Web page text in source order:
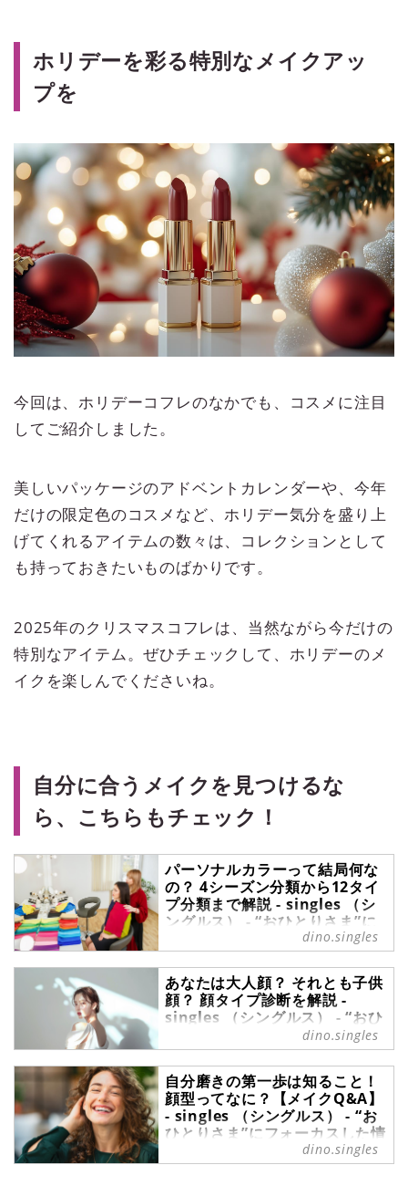
ホリデーを彩る特別なメイクアッ
プを
今回は、ホリデーコフレのなかでも、コスメに注目
してご紹介しました。
美しいパッケージのアドベントカレンダーや、今年
だけの限定色のコスメなど、ホリデー気分を盛り上
げてくれるアイテムの数々は、コレクションとして
も持っておきたいものばかりです。
2025年のクリスマスコフレは、当然ながら今だけの
特別なアイテム。ぜひチェックして、ホリデーのメ
イクを楽しんでくださいね。
自分に合うメイクを見つけるな
ら、こちらもチェック！
パーソナルカラーって結局何な
の？ 4シーズン分類から12タイ
プ分類まで解説 - singles （シ
ングルス） - “おひとりさま”に
フォーカスした情報サイト
自分のパーソナルカラーを知りたく
ても、どのように判断すればいいの
かわからずに困っていませんか？そ
もそも、パーソナルカラーってな
に？ という方もいるでしょう。この
記事では、パーソナルカラーの基本
や種類、見極め方を解説します。パ
ーソナルカラー診断で自分の肌に合
う色を見つけ、メイクやファッショ
ンを楽しみましょう。
dino.singles
あなたは大人顔？ それとも子供
顔？ 顔タイプ診断を解説 -
singles （シングルス） - “おひ
とりさま”にフォーカスした情報
サイト
あなたは大人顔？ それとも子供顔？
顔タイプを知ると、魅力を最大限に
引き出せます。この記事では、大人
顔と子供顔を詳しく紹介。あなたの
顔に合った魅力的なメイクやヘアス
タイルを見つけて、もっと素敵な自
dino.singles
自分磨きの第一歩は知ること！
顔型ってなに？【メイクQ&A】
- singles （シングルス） - “お
ひとりさま”にフォーカスした情
dino.singles